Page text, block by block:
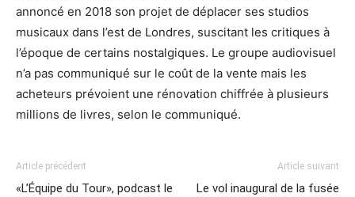
annoncé en 2018 son projet de déplacer ses studios
musicaux dans l’est de Londres, suscitant les critiques à
l’époque de certains nostalgiques. Le groupe audiovisuel
n’a pas communiqué sur le coût de la vente mais les
acheteurs prévoient une rénovation chiffrée à plusieurs
millions de livres, selon le communiqué.
Article précédent
«L’Équipe du Tour», podcast le
Article suivant
Le vol inaugural de la fusée